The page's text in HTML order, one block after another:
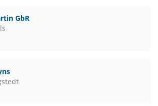
GbR